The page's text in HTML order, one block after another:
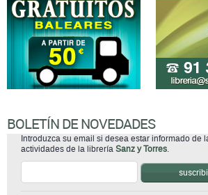
BOLETÍN DE NOVEDADES
Introduzca su email si desea estar informado de
actividades de la librería Sanz y Torres.